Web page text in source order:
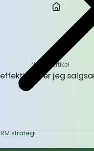
strategi
Næste artikel
jeg